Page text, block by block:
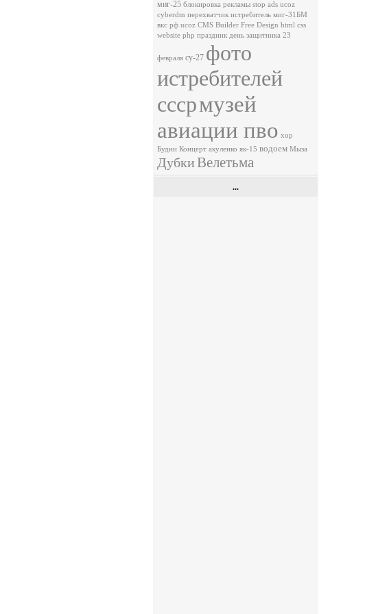
миг-25 блокировка рекламы stop ads ucoz
cyberdm перехватчик истребитель миг-31БМ
вкс рф ucoz CMS Builder Free Design html css
website php праздник день защитника 23
февраля су-27 фото
истребителей
сссрмузей
авиации пво хор
Будни Концерт акуленко як-15 водоем Мыза
ДубкиВелетьма
...